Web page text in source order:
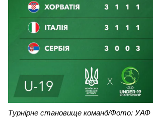
Турнірне становище команд/Фото: УАФ